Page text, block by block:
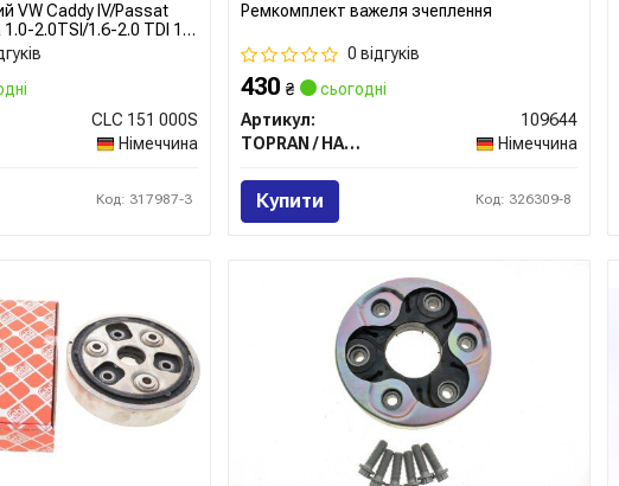
VW Caddy IV/Passat
2.0TSI/1.6-2.0 TDI 12-
CLC 151 000S
Німеччина
Код: 317987-3
Ремкомплект важеля зчеплення
0 відгуків
430₴
сьогодні
Артикул:
109644
TOPRAN / HANS PRIES
Німеччина
Купити Код: 326309-8